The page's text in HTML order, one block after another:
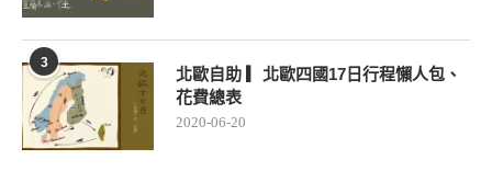
3
北歐自助 ▎北歐四國17日行程懶人包、
花費總表
2020-06-20